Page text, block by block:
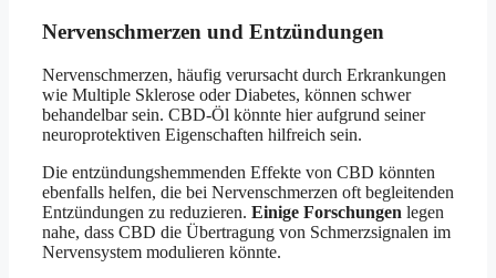
Nervenschmerzen und Entzündungen
Nervenschmerzen, häufig verursacht durch Erkrankungen
wie Multiple Sklerose oder Diabetes, können schwer
behandelbar sein. CBD-Öl könnte hier aufgrund seiner
neuroprotektiven Eigenschaften hilfreich sein.
Die entzündungshemmenden Effekte von CBD könnten
ebenfalls helfen, die bei Nervenschmerzen oft begleitenden
Entzündungen zu reduzieren. Einige Forschungen legen
nahe, dass CBD die Übertragung von Schmerzsignalen im
Nervensystem modulieren könnte.